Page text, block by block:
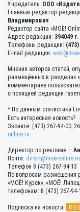
Учредитель: ООО
Главный редактор
Владимирович
Редактор сайта «МОЁ!
Адрес редакции: 394049
Телефоны редакции:
E-mail редакции:
Мнения авторов статей,
размещённых в разделах
комментариев
с позицией редакции
* По данным статистики
Есть интересная новость?
Звоните: (473) 267-94-00,
online.ru
Директор по рекламе —
Почта: direct@moe-online.ru
Телефон 8 (473) 267-94-13
По вопросам размещения
«МОЁ! Курск», «МОЁ!
телефонам: 8 (473) 267-94-
Подписка на новости: RSS